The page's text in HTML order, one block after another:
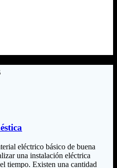
eléctrico básico de buena
una instalación eléctrica
tiempo. Existen una cantidad